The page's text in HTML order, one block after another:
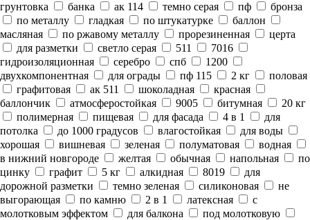
грунтовка
банка ак 114 темно серая пф
бронза
по металлу
гладкая по штукатурке
баллон
масляная
по ржавому металлу прорезиненная
церта
для разметки
светло серая 511
7016
гидроизоляционная
серебро спб
1200
двухкомпонентная
для ограды пф 115 2 кг
половая
графитовая
ак 511 шоколадная
красная
баллончик
атмосферостойкая 9005 битумная
20 кг
полимерная
пищевая для фасада 4 в 1
для
потолка
до 1000 градусов влагостойкая
для воды
хорошая
вишневая зеленая полуматовая
водная
в нижний новгороде
желтая обычная напольная
по
цинку
графит 5 кг алкидная 8019
для
дорожной разметки
темно зеленая силиконовая
не
выгорающая
по камню 2 в 1 латексная
с
молотковым эффектом
для балкона
под молотковую